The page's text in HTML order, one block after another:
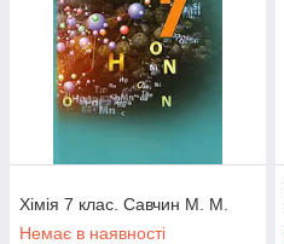
Хімія 7 клас. Савчин М. М.
Немає в наявності